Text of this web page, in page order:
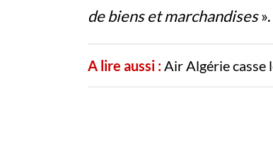
de biens et marchandises».
A lire aussi : Air Algérie casse